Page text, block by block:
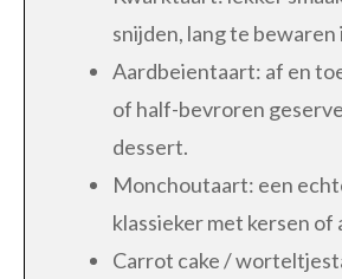
snijden, lang te bewaren
Aardbeientaart: af en
of half-bevroren
dessert.
Monchoutaart: een
klassieker met kersen of
Carrot cake /